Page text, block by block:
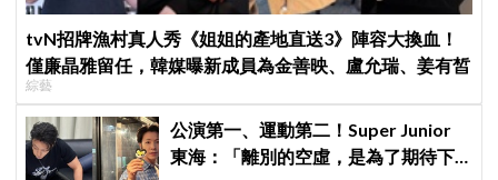
tvN招牌漁村真人秀《姐姐的產地直送3》陣容大換血！
僅廉晶雅留任，韓媒曝新成員為金善映、盧允瑞、姜有皙
綜藝
公演第一、運動第二！Super Junior
東海：「離別的空虛，是為了期待下